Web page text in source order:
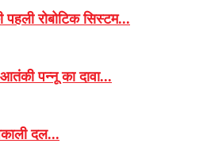
पहली रोबोटिक सिस्टम...
पन्नू का दावा...
दल...